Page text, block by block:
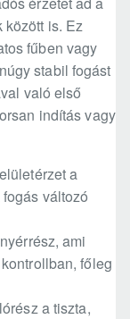
között is. Ez
fűben vagy
stabil fogást
való első
indítás vagy
a
változó
ami
főleg
a tiszta,